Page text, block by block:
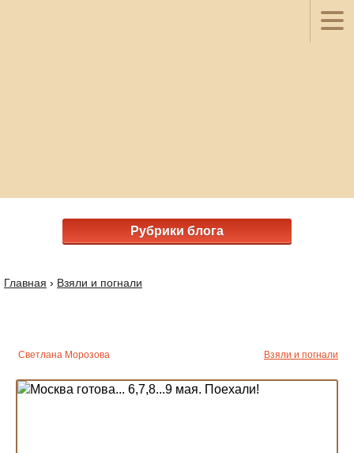
Рубрики блога
Главная › Взяли и погнали
Светлана Морозова Взяли и погнали